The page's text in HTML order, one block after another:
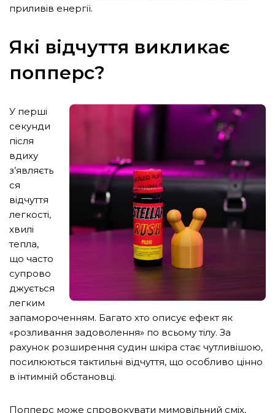
приливів енергії.
Які відчуття викликає
попперс?
У перші
секунди
після
вдиху
з’являєть
ся
відчуття
легкості,
хвилі
тепла,
що часто
супрово
джується
легким
запамороченням. Багато хто описує ефект як
«розливання задоволення» по всьому тілу. За
рахунок розширення судин шкіра стає чутливішою,
посилюються тактильні відчуття, що особливо цінно
в інтимній обстановці.
Попперс може спровокувати мимовільний сміх,